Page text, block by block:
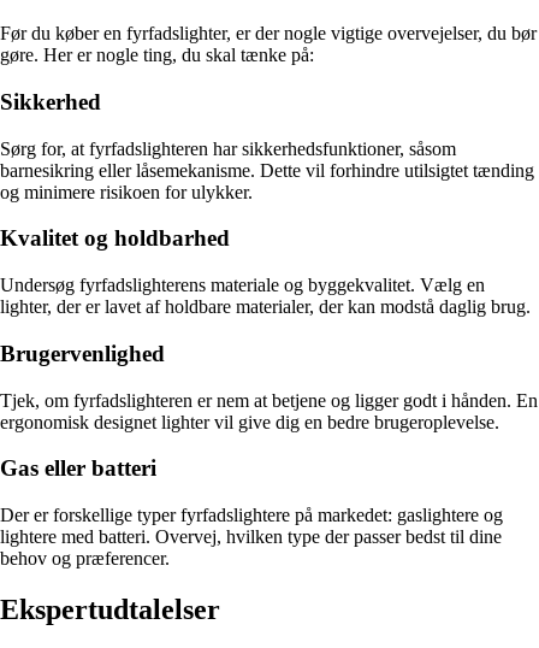
Før du køber en fyrfadslighter, er der nogle vigtige overvejelser, du bør
gøre. Her er nogle ting, du skal tænke på:
Sikkerhed
Sørg for, at fyrfadslighteren har sikkerhedsfunktioner, såsom
barnesikring eller låsemekanisme. Dette vil forhindre utilsigtet tænding
og minimere risikoen for ulykker.
Kvalitet og holdbarhed
Undersøg fyrfadslighterens materiale og byggekvalitet. Vælg en
lighter, der er lavet af holdbare materialer, der kan modstå daglig brug.
Brugervenlighed
Tjek, om fyrfadslighteren er nem at betjene og ligger godt i hånden. En
ergonomisk designet lighter vil give dig en bedre brugeroplevelse.
Gas eller batteri
Der er forskellige typer fyrfadslightere på markedet: gaslightere og
lightere med batteri. Overvej, hvilken type der passer bedst til dine
behov og præferencer.
Ekspertudtalelser